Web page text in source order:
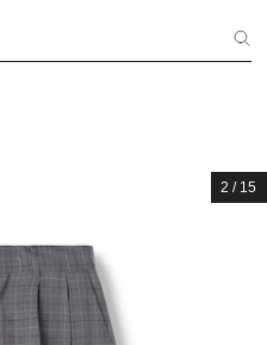
2 / 15